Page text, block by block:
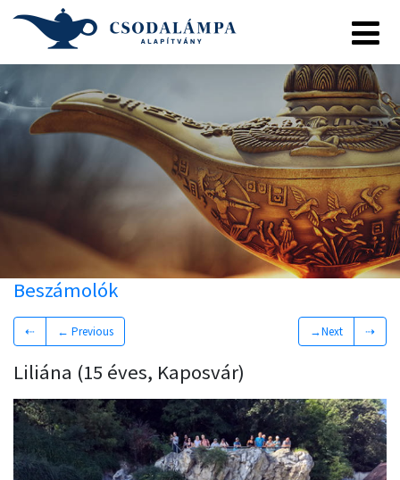
Beszámolók
⇠ ← Previous →Next ⇢
Liliána (15 éves, Kaposvár)